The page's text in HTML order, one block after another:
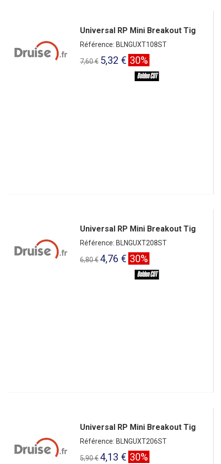
Universal RP Mini Breakout Tig
Référence: BLNGUXT108ST
7,60 € 5,32 € 30%
Universal RP Mini Breakout Tig
Référence: BLNGUXT208ST
6,80 €4,76 € 30%
Universal RP Mini Breakout Tig
Référence: BLNGUXT206ST
5,90 €4,13 € 30%